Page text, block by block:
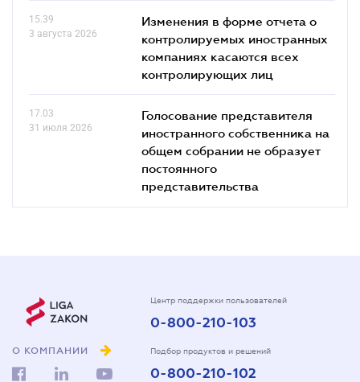
15.39
3 августа 2026
Изменения в форме отчета о
контролируемых иностранных
компаниях касаются всех
контролирующих лиц
17.03
31 июля 2026
Голосование представителя
иностранного собственника на
общем собрании не образует
постоянного
представительства
О КОМПАНИИ
Центр поддержки пользователей
0-800-210-103
Подбор продуктов и решений
0-800-210-102